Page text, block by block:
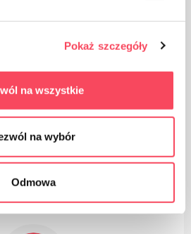
Pokaż szczegóły
na wszystkie
na wybór
Odmowa
plastiku mūsų sveikatai